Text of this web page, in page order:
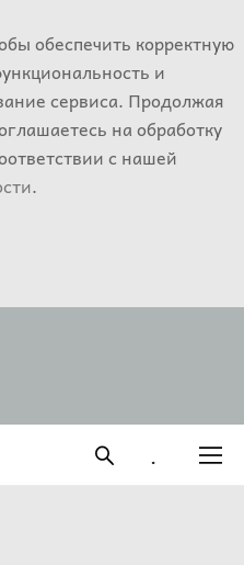
обеспечить корректную
и
сервиса. Продолжая
на обработку
с нашей
.